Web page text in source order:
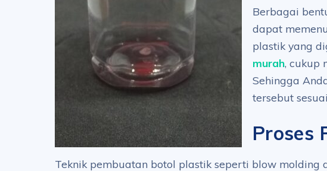
Berbagai
dapat
plastik yang
murah, cukup
Sehingga
tersebut
Proses
Teknik pembuatan botol plastik seperti blow molding